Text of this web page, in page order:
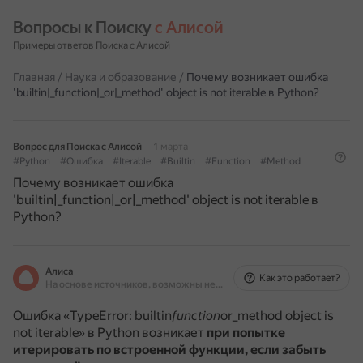
Вопросы к Поиску с Алисой
Примеры ответов Поиска с Алисой
Главная / Наука и образование / Почему возникает ошибка
'builtin|_function|_or|_method' object is not iterable в Python?
Вопрос для Поиска с Алисой
1 марта
#Python
#Ошибка #Iterable #Builtin #Function #Method
Почему возникает ошибка
'builtin|_function|_or|_method' object is not iterable в
Python?
Алиса
На основе источников, возможны неточности
Как это работает?
Ошибка «TypeError: builtinfunctionor_method object is
not iterable» в Python возникает при попытке
итерировать по встроенной функции, если забыть